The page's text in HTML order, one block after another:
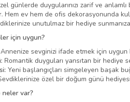
günlerde duygularınızı zarif ve
Hem ev hem de ofis dekorasyonunda
unutulmaz bir hediye
için uygun?
Annenize sevginizi ifade etmek için
Romantik duyguları yansıtan bir hediye
Yeni başlangıçları simgeleyen başak
özel bir doğum günü
neler var?